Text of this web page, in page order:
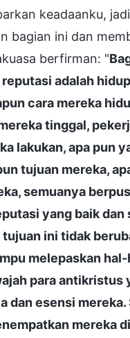
keadaanku,
bagian ini dan
berfirman: "
adalah
cara mereka
tinggal,
lakukan, apa pun
tujuan mereka,
semuanya
yang baik dan
tujuan ini tidak
melepaskan
para antikristus
dan esensi mereka.
mereka